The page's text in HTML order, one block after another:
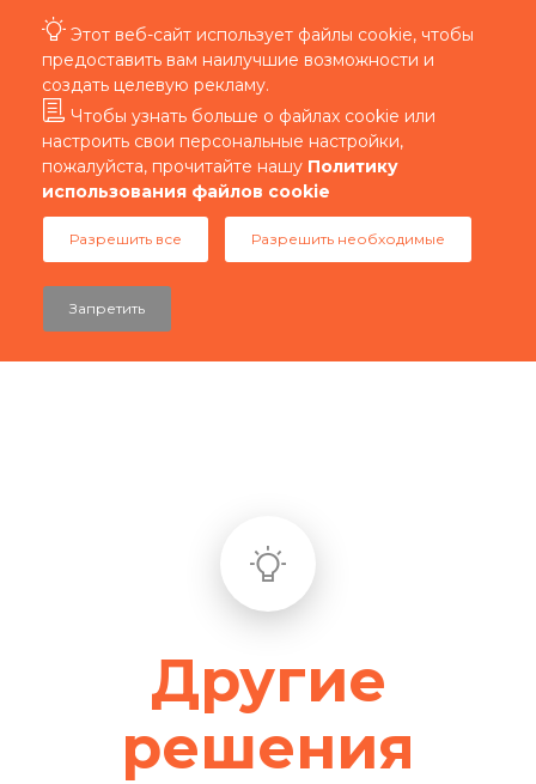
Этот веб-сайт использует файлы cookie, чтобы
предоставить вам наилучшие возможности и
создать целевую рекламу.
Чтобы узнать больше о файлах cookie или
настроить свои персональные настройки,
пожалуйста, прочитайте нашу Политику
использования файлов cookie
Разрешить все Разрешить необходимые
Запретить
Другие
решения